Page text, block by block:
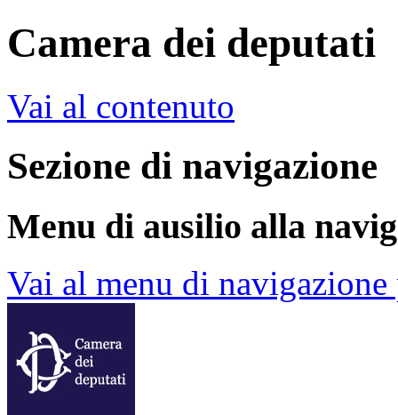
Camera dei deputati
Vai al contenuto
Sezione di navigazione
Menu di ausilio alla
Vai al menu di